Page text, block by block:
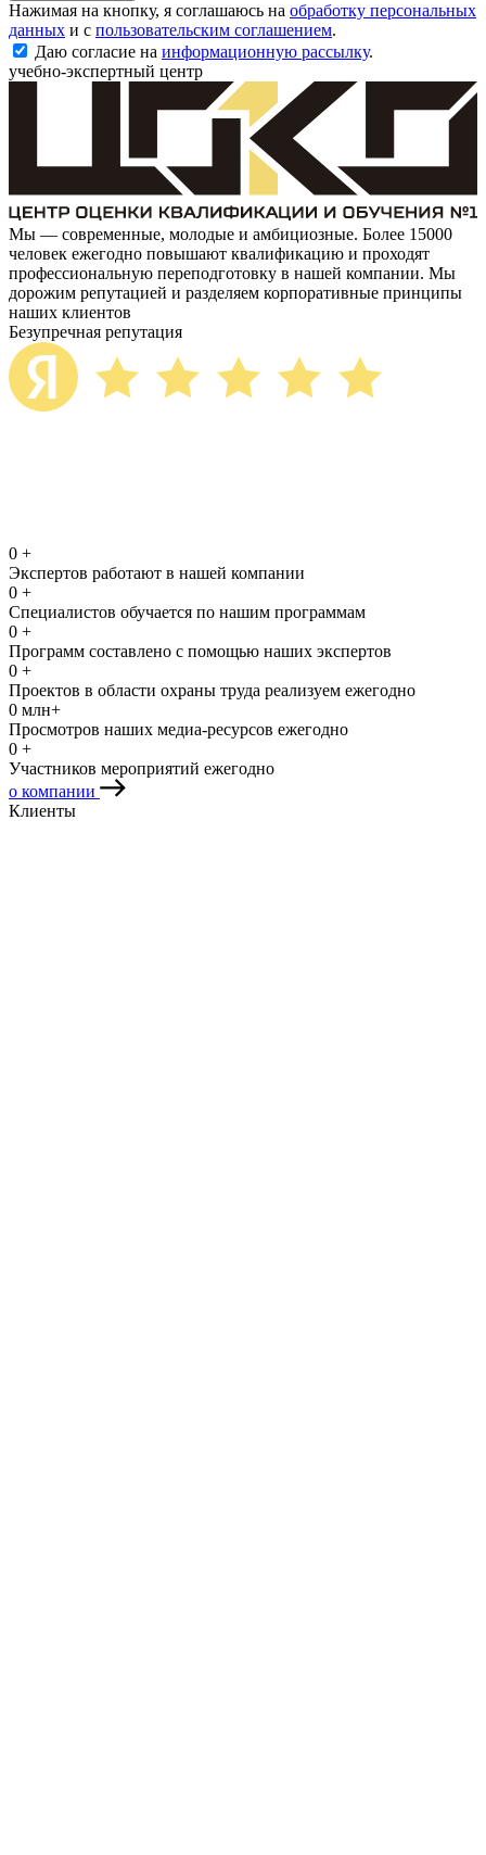
Нажимая на кнопку, я соглашаюсь на обработку персональных
данных и с пользовательским соглашением.
Даю согласие на информационную рассылку.
учебно-экспертный центр
Мы — современные, молодые и амбициозные. Более 15000
человек ежегодно повышают квалификацию и проходят
профессиональную переподготовку в нашей компании. Мы
дорожим репутацией и разделяем корпоративные принципы
наших клиентов
Безупречная репутация
0 +
Экспертов работают в нашей компании
0 +
Специалистов обучается по нашим программам
0 +
Программ составлено с помощью наших экспертов
0 +
Проектов в области охраны труда реализуем ежегодно
0 млн+
Просмотров наших медиа-ресурсов ежегодно
0 +
Участников мероприятий ежегодно
о компании
Клиенты